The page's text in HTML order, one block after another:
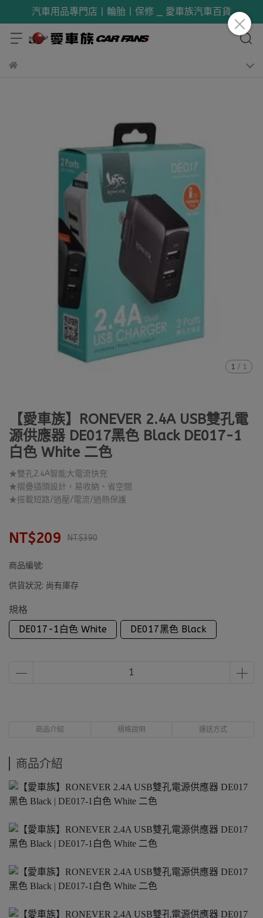
汽車用品專門店丨輪胎丨保修 _ 愛車族汽車百貨
1 / 1
【愛車族】RONEVER 2.4A USB雙孔電
源供應器 DE017黑色 Black DE017-1
白色 White 二色
★雙孔2.4A智能大電流快充
★摺疊插頭設計，易收納、省空間
★搭載短路/過壓/電流/過熱保護
NT$209 NT$390
商品編號:
供貨狀況: 尚有庫存
規格
DE017-1白色 White
DE017黑色 Black
商品介紹 規格說明 運送方式
商品介紹